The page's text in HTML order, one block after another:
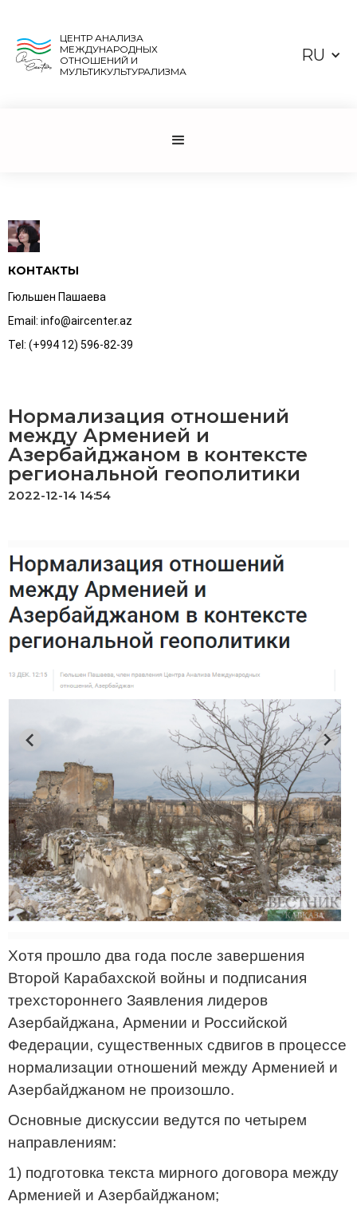
ЦЕНТР АНАЛИЗА
МЕЖДУНАРОДНЫХ
ОТНОШЕНИЙ И
МУЛЬТИКУЛЬТУРАЛИЗМА
RU
КОНТАКТЫ
Гюльшен Пашаева
Email: info@aircenter.az
Tel: (+994 12) 596-82-39
Нормализация отношений
между Арменией и
Азербайджаном в контексте
региональной геополитики
2022-12-14 14:54
Хотя прошло два года после завершения
Второй Карабахской войны и подписания
трехстороннего Заявления лидеров
Азербайджана, Армении и Российской
Федерации, существенных сдвигов в процессе
нормализации отношений между Арменией и
Азербайджаном не произошло.
Основные дискуссии ведутся по четырем
направлениям:
1) подготовка текста мирного договора между
Арменией и Азербайджаном;